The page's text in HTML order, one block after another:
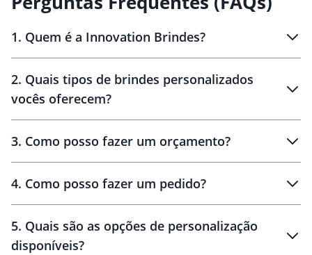
1. Quem é a Innovation Brindes?
Brindes personalizados
2. Quais tipos de brindes personalizados
vocês oferecem?
personalizados
3. Como posso fazer um orçamento?
brinde
personalização
4. Como posso fazer um pedido?
amostra virtual
5. Quais são as opções de personalização
disponíveis?